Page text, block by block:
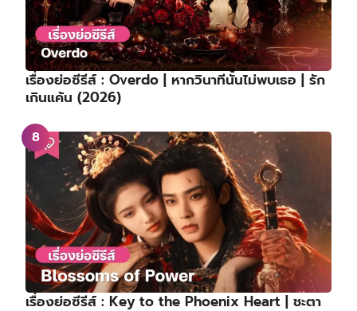
เรื่องย่อซีรีส์ : Overdo | หากวินาทีนั้นไม่พบเธอ | รัก
เกินแค้น (2026)
เรื่องย่อซีรีส์ : Key to the Phoenix Heart | ชะตา